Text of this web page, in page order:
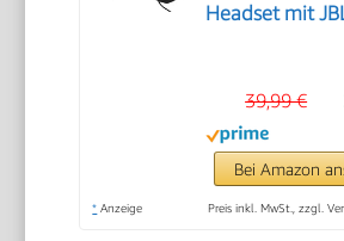
Headset mit
Klinke, Multi-
Plattform-
Kompatibilität
abnehmbarem
39,99 €
Bei Amazon
* Anzeige Preis inkl. MwSt., zzgl.